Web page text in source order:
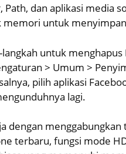
Path, dan aplikasi media
memori untuk
langkah untuk
> Umum >
pilih aplikasi
lagi.
dengan
terbaru, fungsi mode